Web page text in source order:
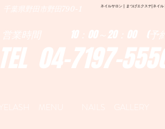
ネイルサロン | まつげエクステ|ネイ
千葉県野田市野田790-1
TEL 04-7197-
営業時間 10：00～20：00 (予